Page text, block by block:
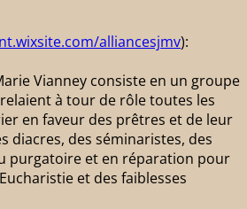
alliancesjmv):
Vianney consiste en un groupe
à tour de rôle toutes les
en faveur des prêtres et de leur
diacres, des séminaristes, des
purgatoire et en réparation pour
et des faiblesses